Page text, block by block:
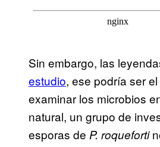
Sin embargo, las
estudio, ese podría ser
examinar los microbios
natural, un grupo de
esporas de P. roqueforti